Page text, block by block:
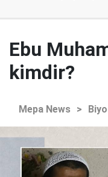
Ebu
kimdir?
Mepa News >